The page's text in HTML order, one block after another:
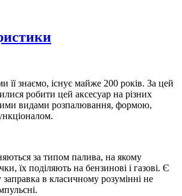
її знаємо, існує майже 200 років. За цей
робити цей аксесуар на різних
видами розпалювання, формою,
за типом палива, на якому
їх поділяють на бензинові і газові. Є
заправка в класичному розумінні не